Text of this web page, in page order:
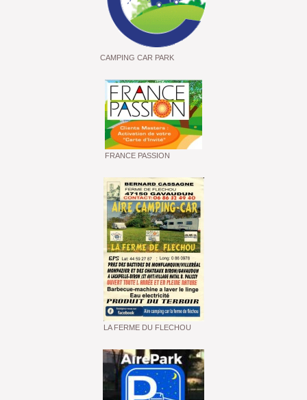
CAMPING CAR PARK
FRANCE PASSION
LA FERME DU FLECHOU